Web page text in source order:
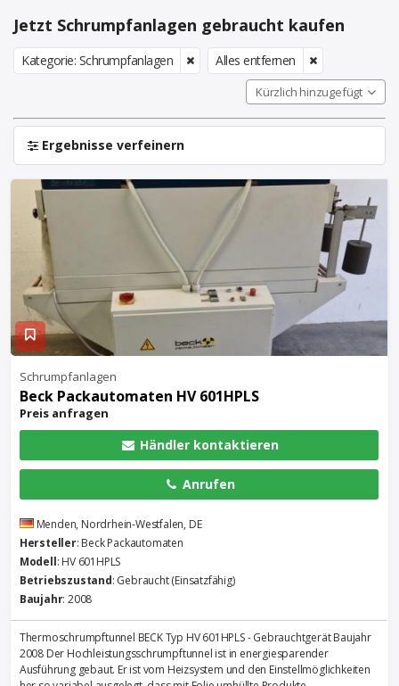
Jetzt Schrumpfanlagen gebraucht kaufen
Kategorie: Schrumpfanlagen Alles entfernen
Kürzlich hinzugefügt
Ergebnisse verfeinern
Schrumpfanlagen
Beck Packautomaten HV 601HPLS
Preis anfragen
Händler kontaktieren
Anrufen
Menden, Nordrhein-Westfalen, DE
Hersteller: Beck Packautomaten
Modell: HV 601HPLS
Betriebszustand: Gebraucht (Einsatzfähig)
Baujahr: 2008
Thermoschrumpftunnel BECK Typ HV 601HPLS - Gebrauchtgerät Baujahr
2008 Der Hochleistungsschrumpftunnel ist in energiesparender
Ausführung gebaut. Er ist vom Heizsystem und den Einstellmöglichkeiten